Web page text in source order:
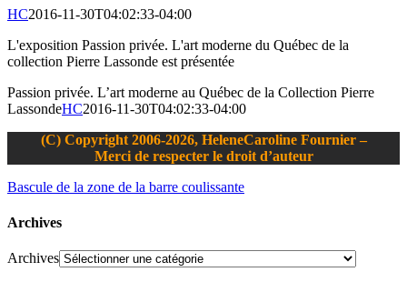
HC2016-11-30T04:02:33-04:00
L'exposition Passion privée. L'art moderne du Québec de la
collection Pierre Lassonde est présentée
Passion privée. L’art moderne au Québec de la Collection Pierre
LassondeHC2016-11-30T04:02:33-04:00
(C) Copyright 2006-2026, HeleneCaroline Fournier –
Merci de respecter le droit d’auteur
Bascule de la zone de la barre coulissante
Archives
Archives